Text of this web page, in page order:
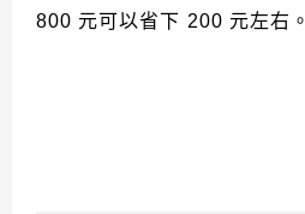
800 元可以省下 200 元左右。